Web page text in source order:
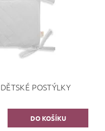
POSTÝLKY